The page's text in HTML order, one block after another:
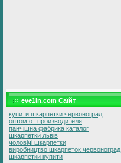
eve1in.com Саїйт
купити шкарпетки червоноград
оптом от производителя
панчішна фабрика каталог
шкарпетки львів
чоловічі шкарпетки
виробництво шкарпеток червоноград
шкарпетки купити